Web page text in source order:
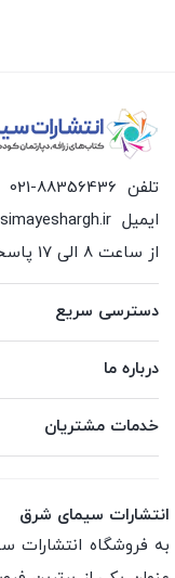
تلفن 021-88356436
ایمیل
از ساعت 8 الی 17 پاسخگوی شما هستیم.
دسترسی سریع
درباره ما
خدمات مشتریان
انتشارات سیمای شرق
به فروشگاه